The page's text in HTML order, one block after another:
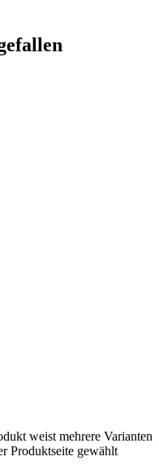
weist mehrere Varianten
Produktseite gewählt